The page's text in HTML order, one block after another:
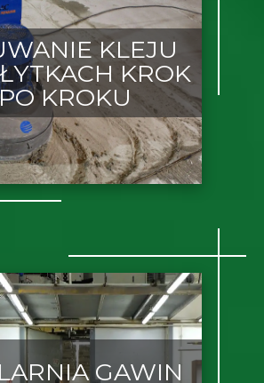
KLEJU
KROK
KROKU
GAWIN